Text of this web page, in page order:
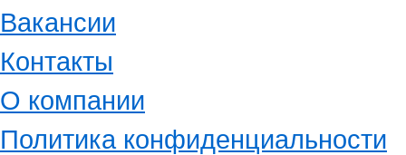
Вакансии
Контакты
О компании
Политика конфиденциальности